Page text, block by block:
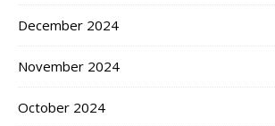
December 2024
November 2024
October 2024